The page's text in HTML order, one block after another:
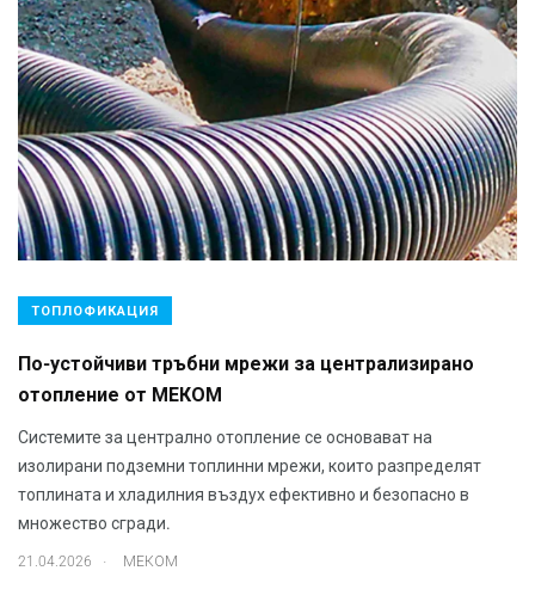
ТОПЛОФИКАЦИЯ
По-устойчиви тръбни мрежи за централизирано
отопление от МЕКОМ
Системите за централно отопление се основават на
изолирани подземни топлинни мрежи, които разпределят
топлината и хладилния въздух ефективно и безопасно в
множество сгради.
21.04.2026 . МЕКОМ